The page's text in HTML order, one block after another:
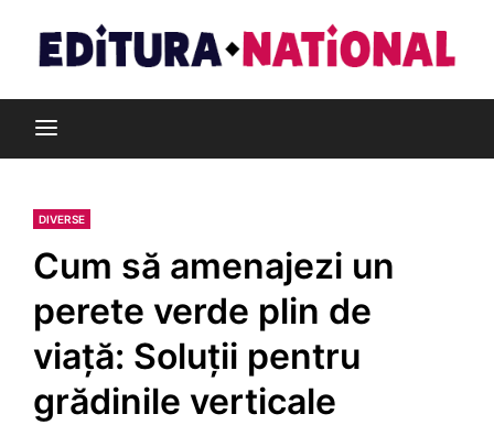
content
Editura Național
DIVERSE
Cum să amenajezi un
perete verde plin de
viață: Soluții pentru
grădinile verticale